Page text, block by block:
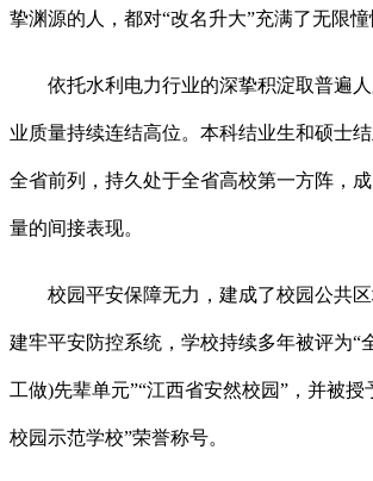
挚渊源的人，都对“改名升大”充满了无限憧
依托水利电力行业的深挚积淀取普遍人
业质量持续连结高位。本科结业生和硕士
全省前列，持久处于全省高校第一方阵，
量的间接表现。
校园平安保障无力，建成了校园公共区
建牢平安防控系统，学校持续多年被评为“
工做)先辈单元”“江西省安然校园”，并被授
校园示范学校”荣誉称号。